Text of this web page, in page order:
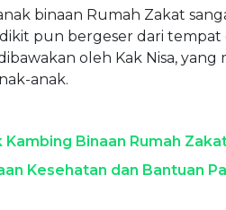
binaan Rumah Zakat
pun bergeser dari
oleh Kak Nisa,
anak.
Binaan Rumah
Kesehatan dan Bantuan